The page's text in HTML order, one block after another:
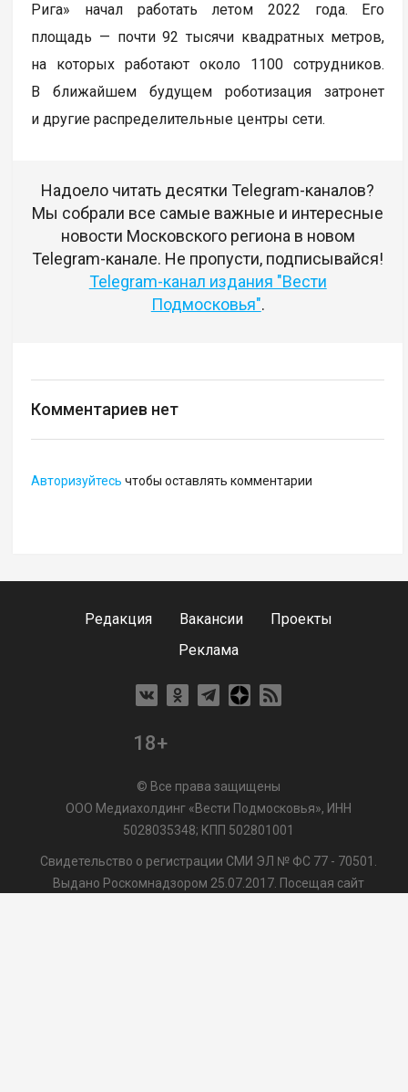
Рига» начал работать летом 2022 года. Его
площадь — почти 92 тысячи квадратных метров,
на которых работают около 1100 сотрудников.
В ближайшем будущем роботизация затронет
и другие распределительные центры сети.
Надоело читать десятки Telegram-каналов?
Мы собрали все самые важные и интересные
новости Московского региона в новом
Telegram-канале. Не пропусти, подписывайся!
Telegram-канал издания "Вести
Подмосковья".
Комментариев нет
Авторизуйтесь чтобы оставлять комментарии
Редакция Вакансии
Проекты
Реклама
18+
© Все права защищены
ООО Медиахолдинг «Вести Подмосковья», ИНН
5028035348; КПП 502801001
Свидетельство о регистрации СМИ ЭЛ № ФС 77 - 70501.
Выдано Роскомнадзором 25.07.2017. Посещая сайт